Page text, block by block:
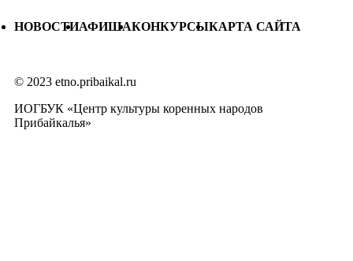
НОВОСТИАФИШАКОНКУРСЫКАРТА САЙТА
© 2023 etno.pribaikal.ru
ИОГБУК «Центр культуры коренных народов
Прибайкалья»